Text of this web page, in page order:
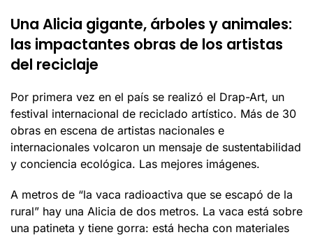
Una Alicia gigante, árboles y animales:
las impactantes obras de los artistas
del reciclaje
Por primera vez en el país se realizó el Drap-Art, un
festival internacional de reciclado artístico. Más de 30
obras en escena de artistas nacionales e
internacionales volcaron un mensaje de sustentabilidad
y conciencia ecológica. Las mejores imágenes.
A metros de “la vaca radioactiva que se escapó de la
rural” hay una Alicia de dos metros. La vaca está sobre
una patineta y tiene gorra: está hecha con materiales